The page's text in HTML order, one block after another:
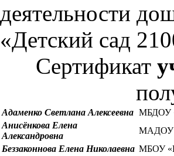
деятельности
«Детский сад
Сертификат
Адаменко Светлана Алексеевна МБДОУ
Анисёнкова Елена
Александровна
МАДОУ
Беззаконнова Елена Николаевна МБОУ